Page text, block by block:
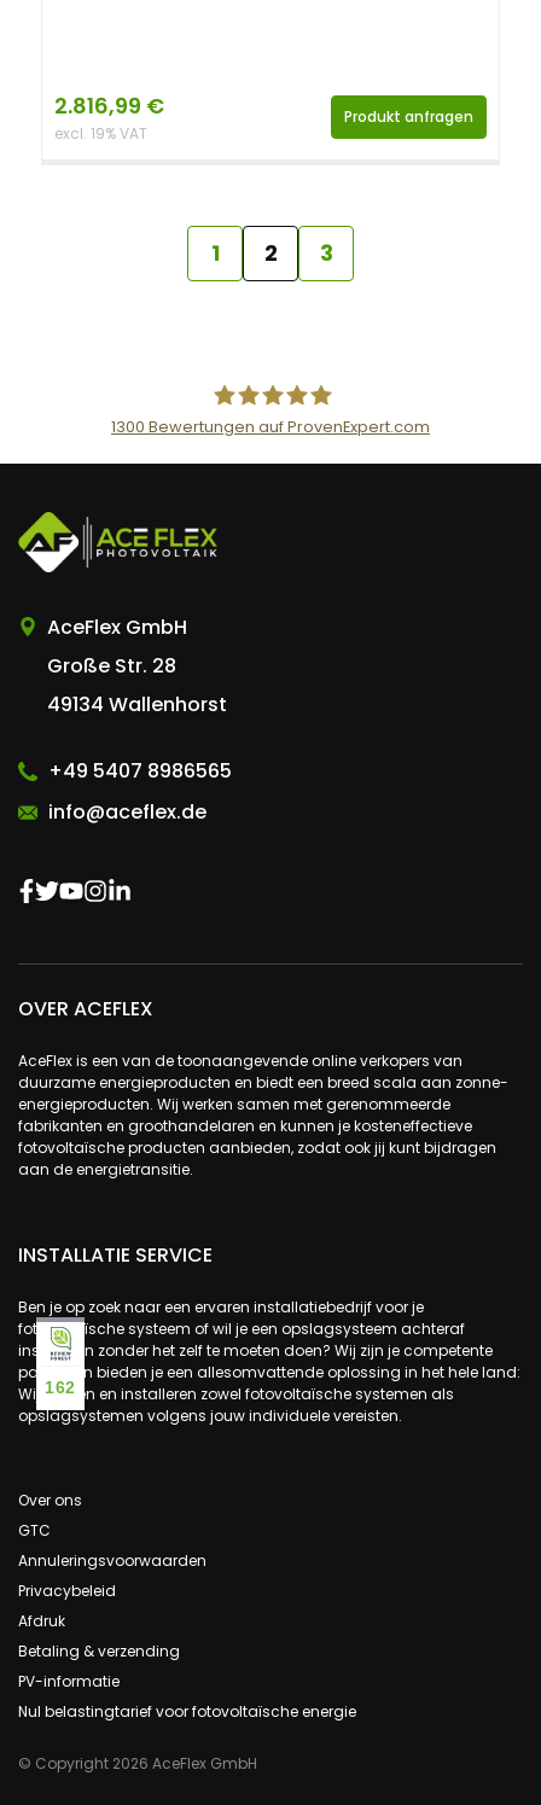
2.816,99 €
excl. 19% VAT
Produkt anfragen
1 2 3
AceFlex GmbH
1300 Bewertungen auf ProvenExpert.com
AceFlex GmbH
Große Str. 28
49134 Wallenhorst
+49 5407 8986565
info@aceflex.de
OVER ACEFLEX
AceFlex is een van de toonaangevende online verkopers van
duurzame energieproducten en biedt een breed scala aan zonne-
energieproducten. Wij werken samen met gerenommeerde
fabrikanten en groothandelaren en kunnen je kosteneffectieve
fotovoltaïsche producten aanbieden, zodat ook jij kunt bijdragen
aan de energietransitie.
INSTALLATIE SERVICE
Ben je op zoek naar een ervaren installatiebedrijf voor je
fotovoltaïsche systeem of wil je een opslagsysteem achteraf
installeren zonder het zelf te moeten doen? Wij zijn je competente
partner en bieden je een allesomvattende oplossing in het hele land:
Wij leveren en installeren zowel fotovoltaïsche systemen als
opslagsystemen volgens jouw individuele vereisten.
Over ons
GTC
Annuleringsvoorwaarden
Privacybeleid
Afdruk
Betaling & verzending
PV-informatie
Nul belastingtarief voor fotovoltaïsche energie
© Copyright 2026 AceFlex GmbH
162